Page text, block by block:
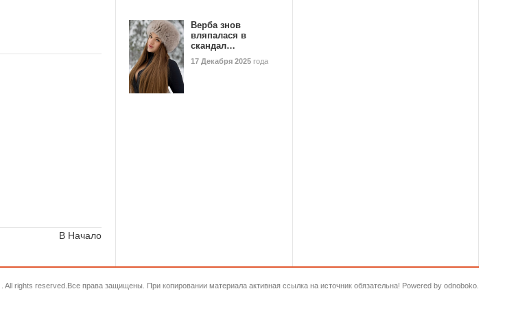
В Начало
Верба знов
вляпалася в
скандал…
17 Декабря 2025 года
. All rights reserved.Все права защищены. При копировании материала активная ссылка на источник обязательна! Powered by odnoboko.